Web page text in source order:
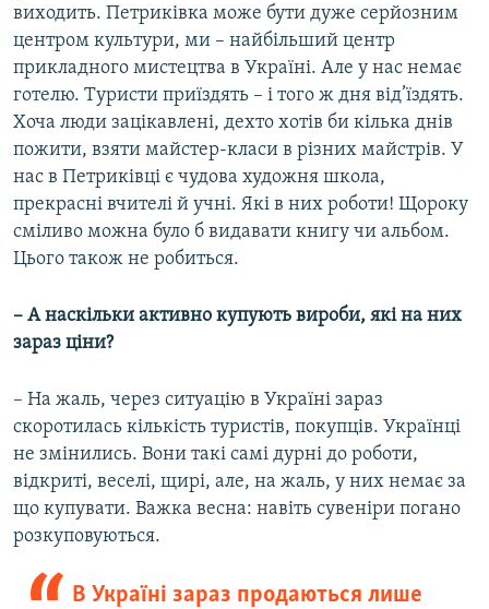
виходить. Петриківка може бути дуже серйозним
центром культури, ми – найбільший центр
прикладного мистецтва в Україні. Але у нас немає
готелю. Туристи приїздять – і того ж дня від’їздять.
Хоча люди зацікавлені, дехто хотів би кілька днів
пожити, взяти майстер-класи в різних майстрів. У
нас в Петриківці є чудова художня школа,
прекрасні вчителі й учні. Які в них роботи! Щороку
сміливо можна було б видавати книгу чи альбом.
Цього також не робиться.
– А наскільки активно купують вироби, які на них
зараз ціни?
– На жаль, через ситуацію в Україні зараз
скоротилась кількість туристів, покупців. Українці
не змінились. Вони такі самі дурні до роботи,
відкриті, веселі, щирі, але, на жаль, у них немає за
що купувати. Важка весна: навіть сувеніри погано
розкуповуються.
В Україні зараз продаються лише